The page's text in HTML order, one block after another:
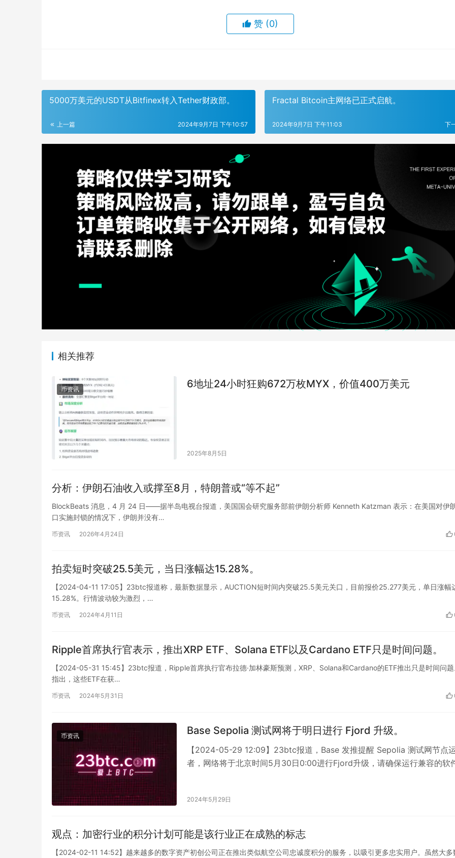
赞 (0)
5000万美元的USDT从Bitfinex转入Tether财政部。
上一篇 2024年9月7日 下午10:57
Fractal Bitcoin主网络已正式启航。
下
2024年9月7日 下午11:03
相关推荐
币资讯 6地址24小时狂购672万枚MYX，价值400万美元
2025年8月5日
分析：伊朗石油收入或撑至8月，特朗普或“等不起”
BlockBeats 消息，4 月 24 日——据半岛电视台报道，美国国会研究服务部前伊朗分析师 Kenneth Katzman 表示：在美国对伊
口实施封锁的情况下，伊朗并没有…
币资讯 2026年4月24日
拍卖短时突破25.5美元，当日涨幅达15.28%。
【2024-04-11 17:05】23btc报道称，最新数据显示，AUCTION短时间内突破25.5美元关口，目前报价25.277美元，单日涨幅
15.28%。行情波动较为激烈，…
币资讯 2024年4月11日
Ripple首席执行官表示，推出XRP ETF、Solana ETF以及Cardano ETF只是时间问题。
【2024-05-31 15:45】23btc报道，Ripple首席执行官布拉德·加林豪斯预测，XRP、Solana和Cardano的ETF推出只是时间问
指出，这些ETF在获…
币资讯 2024年5月31日
币资讯 Base Sepolia 测试网将于明日进行 Fjord 升级。
【2024-05-29 12:09】23btc报道，Base 发推提醒 Sepolia 测试网节点
者，网络将于北京时间5月30日0:00进行Fjord升级，请确保运行兼容的软
2024年5月29日
观点：加密行业的积分计划可能是该行业正在成熟的标志
【2024-02-11 14:52】越来越多的数字资产初创公司正在推出类似航空公司忠诚度积分的服务，以吸引更多忠实用户。虽然大多